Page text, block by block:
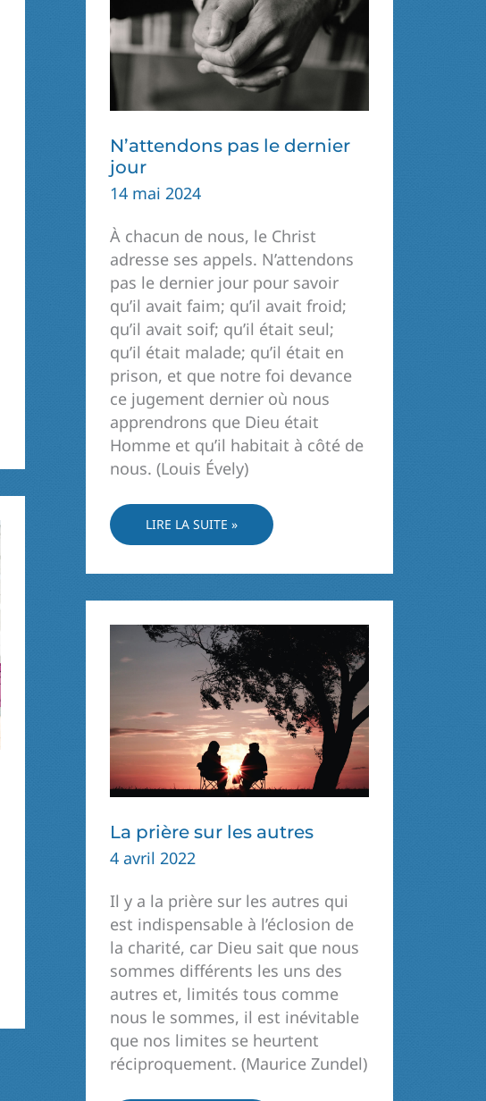
N’attendons pas le dernier
jour
14 mai 2024
À chacun de nous, le Christ
adresse ses appels. N’attendons
pas le dernier jour pour savoir
qu’il avait faim; qu’il avait froid;
qu’il avait soif; qu’il était seul;
qu’il était malade; qu’il était en
prison, et que notre foi devance
ce jugement dernier où nous
apprendrons que Dieu était
Homme et qu’il habitait à côté de
nous. (Louis Évely)
N’ATTENDONS
PAS
LIRE LA SUITE »
La prière sur les autres
4 avril 2022
Il y a la prière sur les autres qui
est indispensable à l’éclosion de
la charité, car Dieu sait que nous
sommes différents les uns des
autres et, limités tous comme
nous le sommes, il est inévitable
que nos limites se heurtent
réciproquement. (Maurice Zundel)